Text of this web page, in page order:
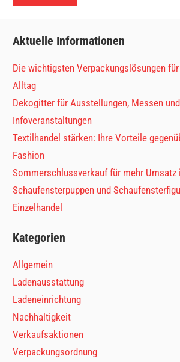
Aktuelle Informationen
Die wichtigsten Verpackungslösungen
Alltag
Dekogitter für Ausstellungen, Messen und
Infoveranstaltungen
Textilhandel stärken: Ihre Vorteile
Fashion
Sommerschlussverkauf für mehr Umsatz
Schaufensterpuppen und
Einzelhandel
Kategorien
Allgemein
Ladenausstattung
Ladeneinrichtung
Nachhaltigkeit
Verkaufsaktionen
Verpackungsordnung